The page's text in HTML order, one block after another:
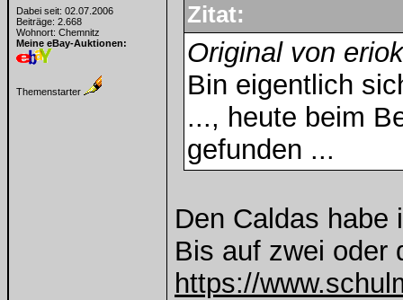
Dabei seit: 02.07.2006
Beiträge: 2.668
Wohnort: Chemnitz
Meine eBay-Auktionen:
Themenstarter
Zitat:
Original von
Bin eigentlich
..., heute beim
gefunden ...
Den Caldas habe
Bis auf zwei oder
https://